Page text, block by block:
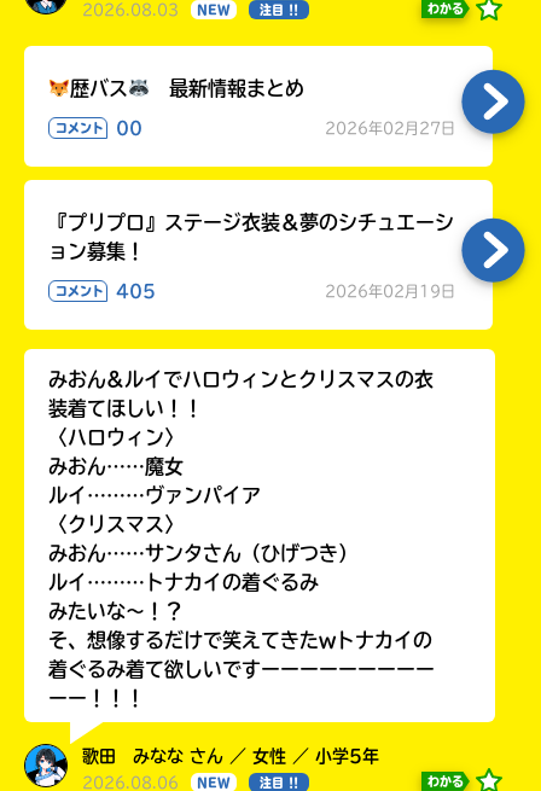
2026.08.03 NEW 注目 !! わかる
歴バス 最新情報まとめ
コメント 00 2026年02月27日
『プリプロ』ステージ衣装＆夢のシチュエーシ
ョン募集！
コメント 405 2026年02月19日
みおん&ルイでハロウィンとクリスマスの衣
装着てほしい！！
〈ハロウィン〉
みおん……魔女
ルイ………ヴァンパイア
〈クリスマス〉
みおん……サンタさん（ひげつき）
ルイ………トナカイの着ぐるみ
みたいな〜！？
そ、想像するだけで笑えてきたwトナカイの
着ぐるみ着て欲しいですーーーーーーーーー
ーー！！！
歌田 みなな さん ／ 女性 ／ 小学5年
2026.08.06 NEW 注目 !! わかる